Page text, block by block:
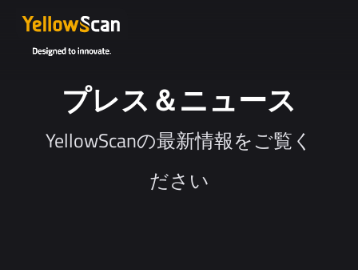
プレス＆ニュース
YellowScanの最新情報をご覧く
ださい